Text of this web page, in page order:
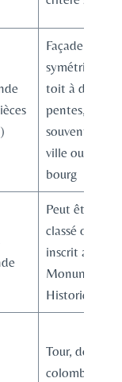
Façade
symétrique,
toit à deux
pentes,
souvent en
ville ou
bourg
Peut être
classé ou
inscrit aux
Monuments
Historiques
Tour, douves,
colombier,